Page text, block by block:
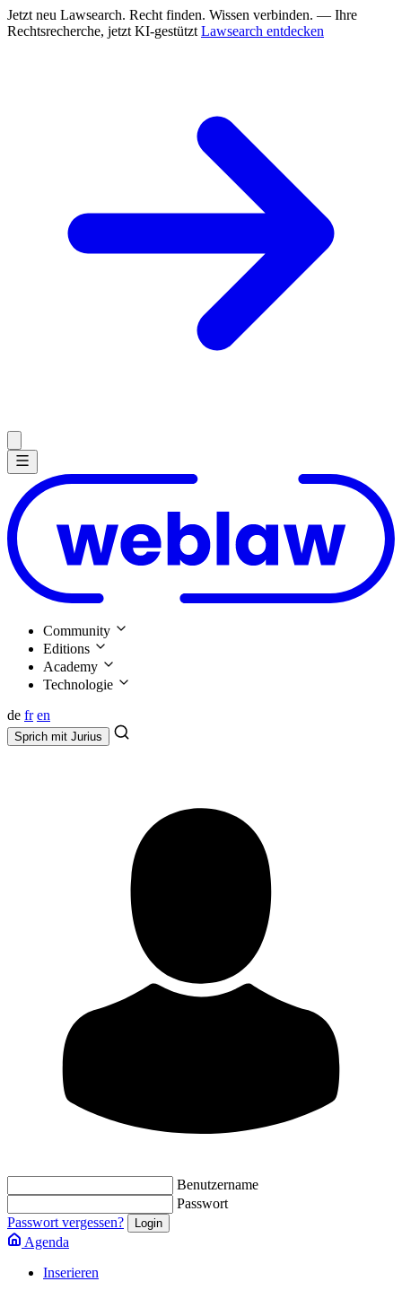
Jetzt neu Lawsearch. Recht finden. Wissen verbinden. — Ihre
Rechtsrecherche, jetzt KI-gestützt Lawsearch entdecken
Community
Editions
Academy
Technologie
de fr en
Sprich mit Jurius
Benutzername
Passwort
Passwort vergessen?
Agenda
Inserieren